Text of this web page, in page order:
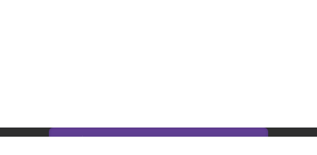
This website is built with Strikingly.